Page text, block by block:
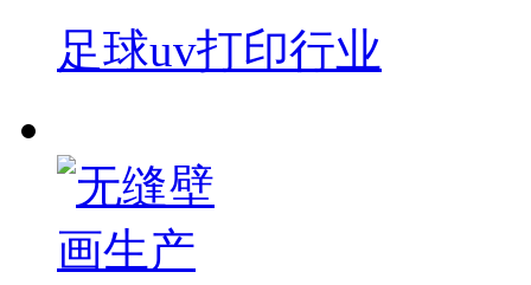
足球uv打印行业